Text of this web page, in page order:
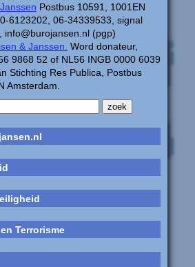
Postbus 10591, 1001EN
6123202, 06-34339533, signal
info@burojansen.nl (pgp)
& Janssen. Word donateur,
9868 52 of NL56 INGB 0000 6039
Stichting Res Publica, Postbus
Amsterdam.
Terrorisme